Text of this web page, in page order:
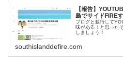
【報告】
島でサイドFIRE
ブログと並行して
味がある！と思った
しましょう！
southislanddefire.com